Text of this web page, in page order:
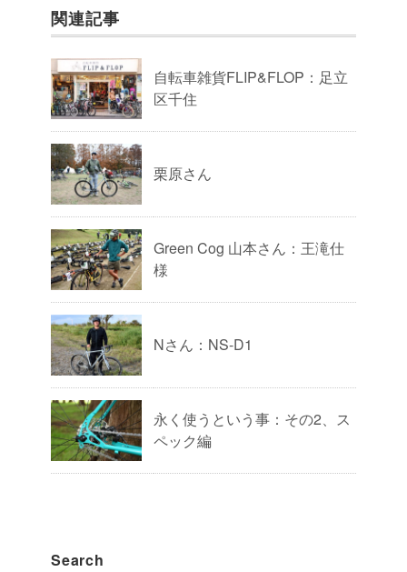
関連記事
自転車雑貨FLIP&FLOP：足立
区千住
栗原さん
Green Cog 山本さん：王滝仕
様
Nさん：NS-D1
永く使うという事：その2、ス
ペック編
Search